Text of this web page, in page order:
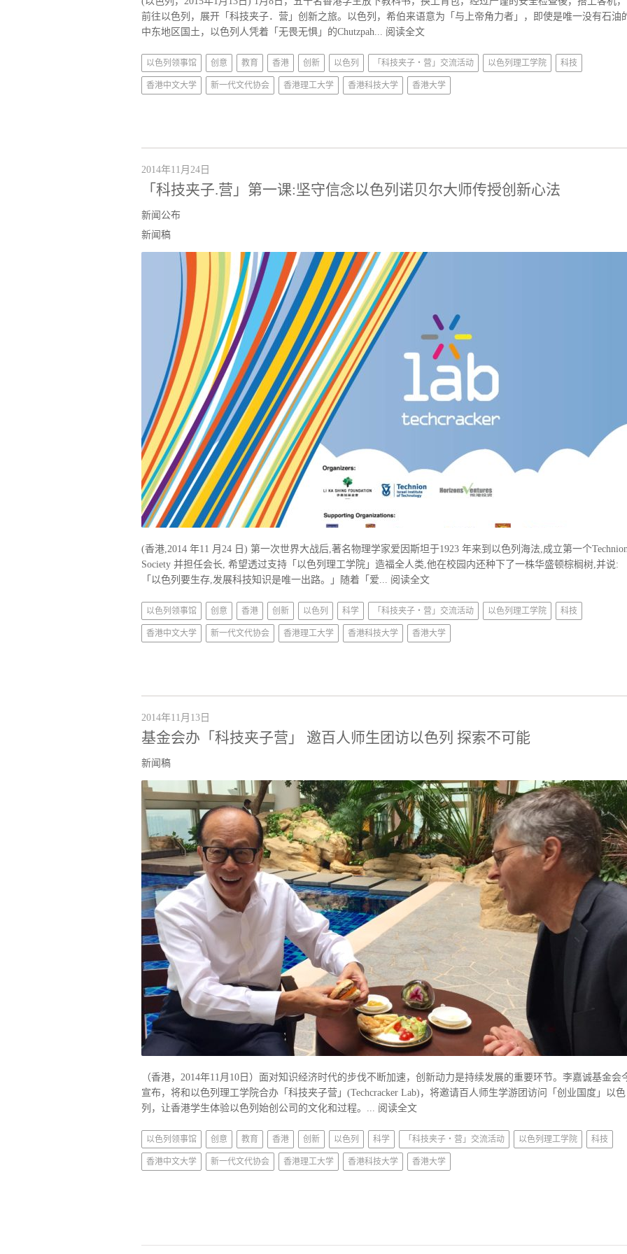
前往以色列，展开「科技夹子．营」创新之旅。以色列，希伯来语意为「与上帝角力者」，即使是唯一没有石油
中东地区国土，以色列人凭着「无畏无惧」的Chutzpah... 阅读全文
以色列领事馆 创意 教育 香港 创新 以色列 「科技夹子‧营」交流活动 以色列理工学院 科技
香港中文大学 新一代文代协会 香港理工大学 香港科技大学 香港大学
2014年11月24日
「科技夹子.营」第一课:坚守信念以色列诺贝尔大师传授创新心法
新闻公布
新闻稿
(香港,2014 年11 月24 日) 第一次世界大战后,著名物理学家爱因斯坦于1923 年来到以色列海法,成立第一个
Society 并担任会长, 希望透过支持「以色列理工学院」造福全人类,他在校园内还种下了一株华盛顿棕榈树,并说:
「以色列要生存,发展科技知识是唯一出路。」随着「爱... 阅读全文
以色列领事馆 创意 香港 创新 以色列 科学 「科技夹子‧营」交流活动 以色列理工学院 科技
香港中文大学 新一代文代协会 香港理工大学 香港科技大学 香港大学
2014年11月13日
基金会办「科技夹子营」 邀百人师生团访以色列 探索不可能
新闻稿
（香港，2014年11月10日）面对知识经济时代的步伐不断加速，创新动力是持续发展的重要环节。李嘉诚基金会
宣布，将和以色列理工学院合办「科技夹子营」(Techcracker Lab)，将邀请百人师生学游团访问「创业国度」以色
列，让香港学生体验以色列始创公司的文化和过程。... 阅读全文
以色列领事馆 创意 教育 香港 创新 以色列 科学 「科技夹子‧营」交流活动 以色列理工学院 科技
香港中文大学 新一代文代协会 香港理工大学 香港科技大学 香港大学